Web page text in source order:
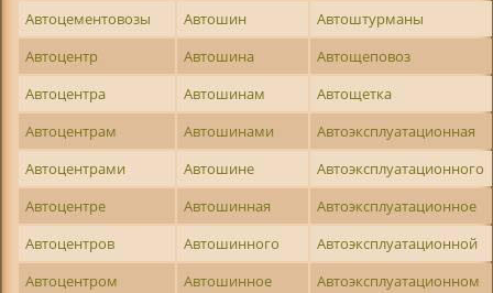
Автоцементовозы
Автошин
Автоштурманы
Автоцентр
Автошина
Автощеповоз
Автоцентра
Автошинам
Автощетка
Автоцентрам
Автошинами
Автоэксплуатационная
Автоцентрами
Автошине
Автоэксплуатационного
Автоцентре
Автошинная
Автоэксплуатационное
Автоцентров
Автошинного
Автоэксплуатационной
Автоцентром
Автошинное
Автоэксплуатационном